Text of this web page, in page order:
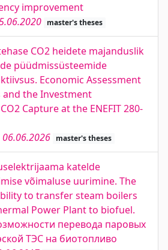
improvement
master's theses
CO2 heidete majanduslik
püüdmissüsteemide
Economic Assessment
and the Investment
Capture at the ENEFIT 280-
06.06.2026 master's theses
katelde
võimaluse uurimine. The
to transfer steam boilers
Power Plant to biofuel.
перевода паровых
ТЭС на биотопливо